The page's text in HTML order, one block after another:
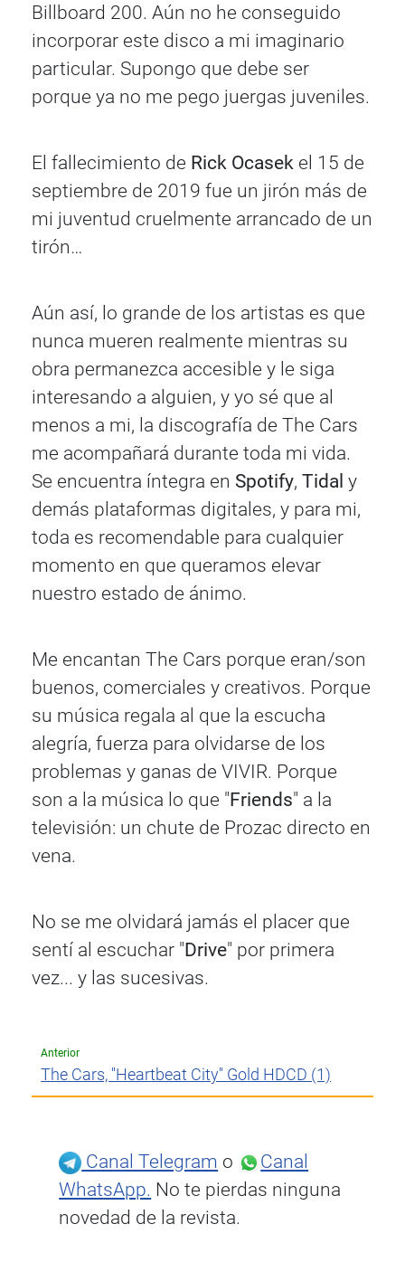
Billboard 200. Aún no he conseguido
incorporar este disco a mi imaginario
particular. Supongo que debe ser
porque ya no me pego juergas juveniles.
El fallecimiento de Rick Ocasek el 15 de
septiembre de 2019 fue un jirón más de
mi juventud cruelmente arrancado de un
tirón…
Aún así, lo grande de los artistas es que
nunca mueren realmente mientras su
obra permanezca accesible y le siga
interesando a alguien, y yo sé que al
menos a mi, la discografía de The Cars
me acompañará durante toda mi vida.
Se encuentra íntegra en Spotify,Tidal y
demás plataformas digitales, y para mi,
toda es recomendable para cualquier
momento en que queramos elevar
nuestro estado de ánimo.
Me encantan The Cars porque eran/son
buenos, comerciales y creativos. Porque
su música regala al que la escucha
alegría, fuerza para olvidarse de los
problemas y ganas de VIVIR. Porque
son a la música lo que "Friends" a la
televisión: un chute de Prozac directo en
vena.
No se me olvidará jamás el placer que
sentí al escuchar "Drive" por primera
vez... y las sucesivas.
Anterior
The Cars, ''Heartbeat City'' Gold HDCD (1)
Canal Telegram o
Canal
WhatsApp. No te pierdas ninguna
novedad de la revista.